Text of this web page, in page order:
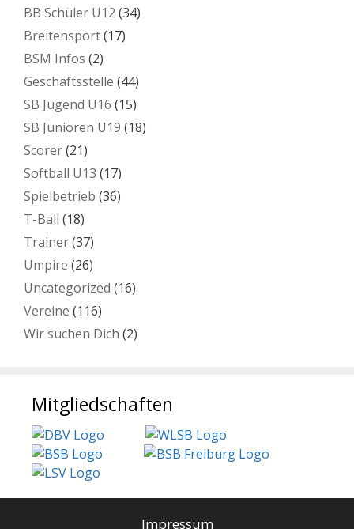
BB Schüler U12 (34)
Breitensport(17)
BSM Infos (2)
Geschäftsstelle (44)
SB Jugend U16 (15)
SB Junioren U19 (18)
Scorer(21)
Softball U13 (17)
Spielbetrieb (36)
T-Ball (18)
Trainer(37)
Umpire (26)
Uncategorized (16)
Vereine (116)
Wir suchen Dich (2)
Mitgliedschaften
Impressum